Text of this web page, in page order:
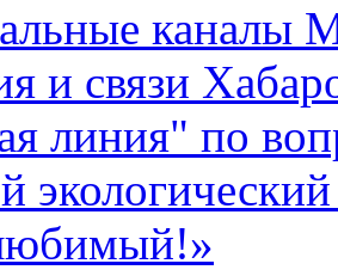
каналы
и связи
линия" по